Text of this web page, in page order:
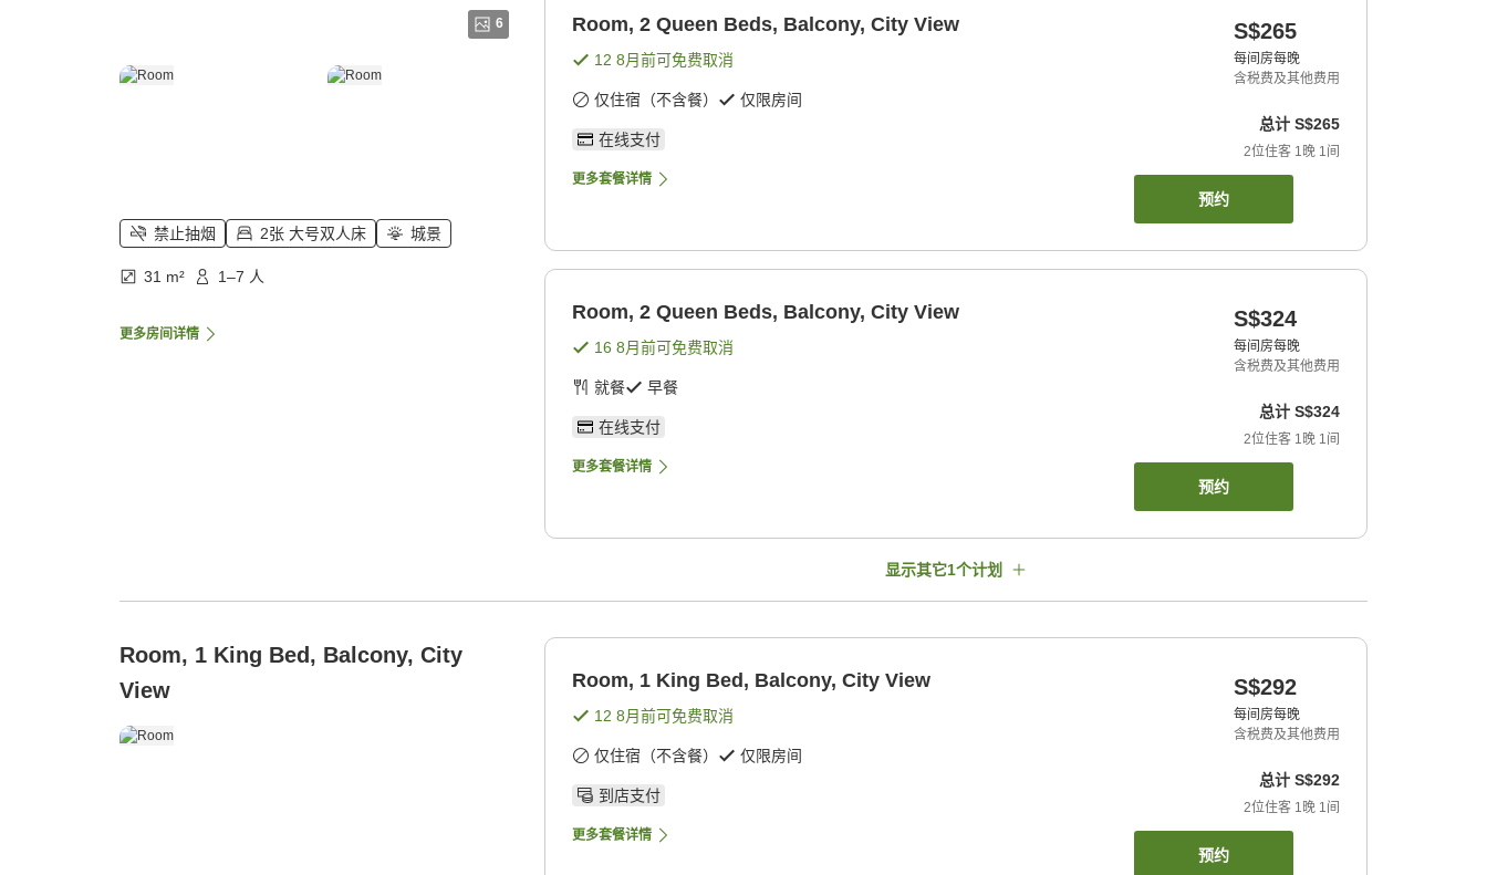
6
禁止抽烟 2张 大号双人床 城景
31 m² 1–7 人
更多房间详情
Room, 2 Queen Beds, Balcony, City View
12 8月前可免费取消
仅住宿（不含餐） 仅限房间
在线支付
更多套餐详情
S$265
每间房每晚
含税费及其他费用
总计 S$265
2位住客 1晚 1间
预约
Room, 2 Queen Beds, Balcony, City View
16 8月前可免费取消
就餐 早餐
在线支付
更多套餐详情
S$324
每间房每晚
含税费及其他费用
总计 S$324
2位住客 1晚 1间
预约
显示其它1个计划
Room, 1 King Bed, Balcony, City
View
Room, 1 King Bed, Balcony, City View
12 8月前可免费取消
仅住宿（不含餐） 仅限房间
到店支付
更多套餐详情
S$292
每间房每晚
含税费及其他费用
总计 S$292
2位住客 1晚 1间
预约